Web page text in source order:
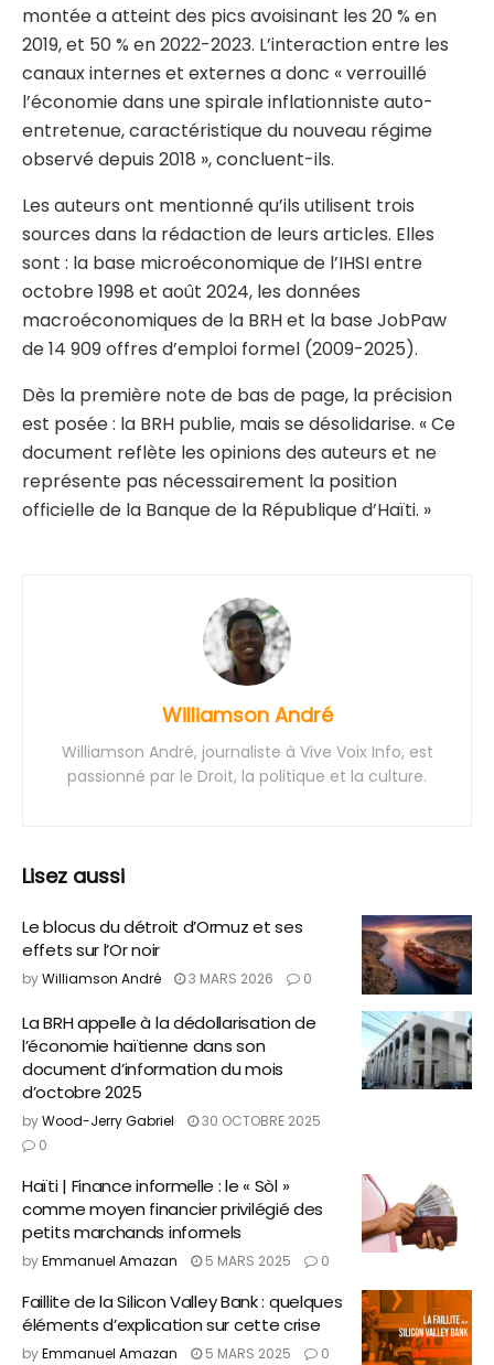
montée a atteint des pics avoisinant les 20 % en
2019, et 50 % en 2022-2023. L’interaction entre les
canaux internes et externes a donc « verrouillé
l’économie dans une spirale inflationniste auto-
entretenue, caractéristique du nouveau régime
observé depuis 2018 », concluent-ils.
Les auteurs ont mentionné qu’ils utilisent trois
sources dans la rédaction de leurs articles. Elles
sont : la base microéconomique de l’IHSI entre
octobre 1998 et août 2024, les données
macroéconomiques de la BRH et la base JobPaw
de 14 909 offres d’emploi formel (2009-2025).
Dès la première note de bas de page, la précision
est posée : la BRH publie, mais se désolidarise. « Ce
document reflète les opinions des auteurs et ne
représente pas nécessairement la position
officielle de la Banque de la République d’Haïti. »
Williamson André
Williamson André, journaliste à Vive Voix Info, est
passionné par le Droit, la politique et la culture.
Lisez aussi
Le blocus du détroit d’Ormuz et ses
effets sur l’Or noir
byWilliamson André 3 MARS 2026 0
La BRH appelle à la dédollarisation de
l’économie haïtienne dans son
document d’information du mois
d’octobre 2025
byWood-Jerry Gabriel
30 OCTOBRE 2025
0
Haïti | Finance informelle : le « Sòl »
comme moyen financier privilégié des
petits marchands informels
byEmmanuel Amazan 5 MARS 2025 0
Faillite de la Silicon Valley Bank : quelques
éléments d’explication sur cette crise
byEmmanuel Amazan 5 MARS 2025 0